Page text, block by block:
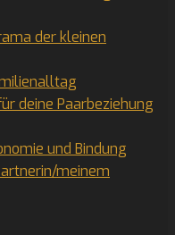
der kleinen
deine Paarbeziehung
und Bindung
meinem